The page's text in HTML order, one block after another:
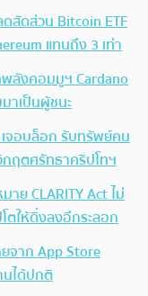
สัดส่วน Bitcoin ETF
แทนถึง 3 เท่า
ลังคอมมูฯ Cardano
าเป็นผู้ชนะ
จอบล็อก รับทรัพย์คน
กฤตศรัทธาคริปโทฯ
ย CLARITY Act ไม่
ให้ดิ่งลงอีกระลอก
จาก App Store
นได้ปกติ